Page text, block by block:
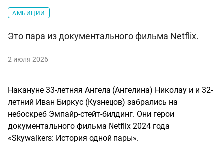
АМБИЦИИ
Это пара из документального фильма Netflix.
2 июля 2026
Накануне 33-летняя Ангела (Ангелина) Николау и и 32-
летний Иван Биркус (Кузнецов) забрались на
небоскреб Эмпайр-стейт-билдинг. Они герои
документального фильма Netflix 2024 года
«Skywalkers: История одной пары».